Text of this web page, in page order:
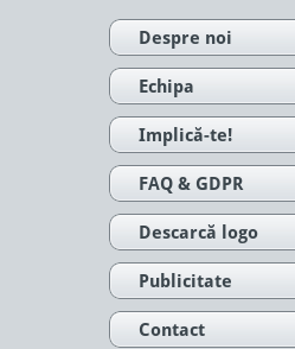
Despre noi
Echipa
Implică-te!
FAQ & GDPR
Descarcă logo
Publicitate
Contact